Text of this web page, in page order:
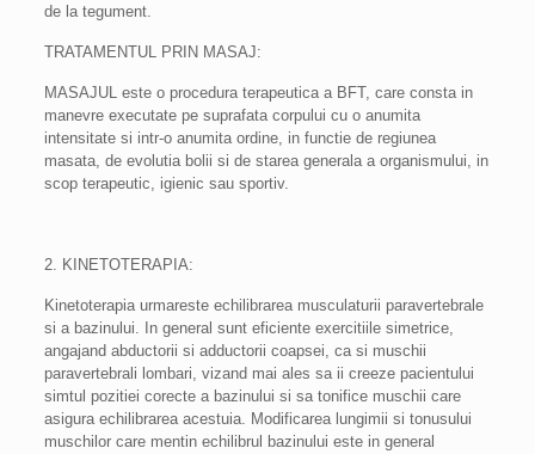
de la tegument.
TRATAMENTUL PRIN MASAJ:
MASAJUL este o procedura terapeutica a BFT, care consta in
manevre executate pe suprafata corpului cu o anumita
intensitate si intr-o anumita ordine, in functie de regiunea
masata, de evolutia bolii si de starea generala a organismului, in
scop terapeutic, igienic sau sportiv.
2. KINETOTERAPIA:
Kinetoterapia urmareste echilibrarea musculaturii paravertebrale
si a bazinului. In general sunt eficiente exercitiile simetrice,
angajand abductorii si adductorii coapsei, ca si muschii
paravertebrali lombari, vizand mai ales sa ii creeze pacientului
simtul pozitiei corecte a bazinului si sa tonifice muschii care
asigura echilibrarea acestuia. Modificarea lungimii si tonusului
muschilor care mentin echilibrul bazinului este in general